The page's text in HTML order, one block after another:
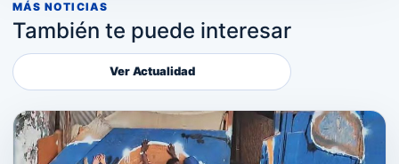
MÁS NOTICIAS
También te puede interesar
Ver Actualidad